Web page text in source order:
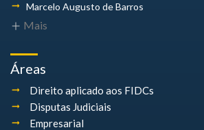
Marcelo Augusto de Barros
Mais
Áreas
Direito aplicado aos FIDCs
Disputas Judiciais
Empresarial